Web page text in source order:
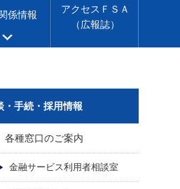
係情報
アクセスＦＳＡ
（広報誌）
・手続・採用情報
各種窓口のご案内
金融サービス利用者相談室